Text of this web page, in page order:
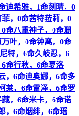
迪希雅，1命刻晴，0
，0命茜特菈莉，0
命八重神子，0命珊
叶，0命钟离，0命
特，6命久岐忍，6
命行秋，6命夏洛
，6命迪奥娜，6命多
莱，6命雷泽，6命罗
，6命米卡，6命诺
，6命烟绯，6命瑶